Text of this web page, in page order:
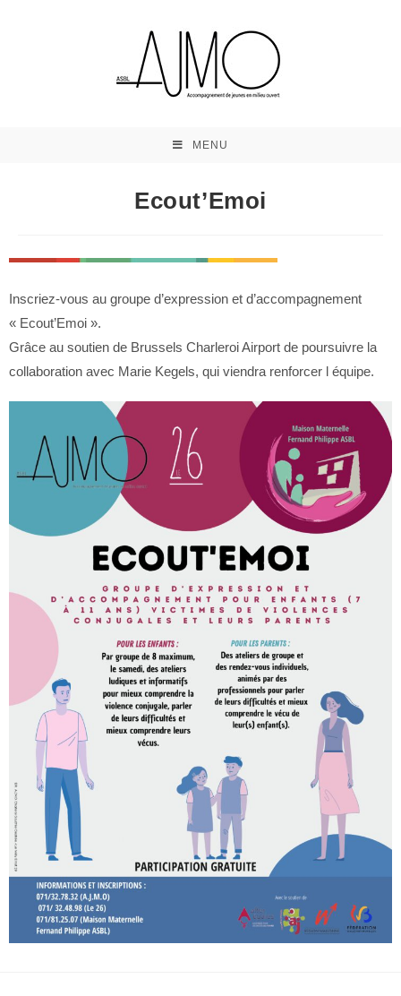
MENU
Ecout’Emoi
Inscriez-vous au groupe d’expression et d’accompagnement
« Ecout’Emoi ».
Grâce au soutien de Brussels Charleroi Airport de poursuivre la
collaboration avec Marie Kegels, qui viendra renforcer l équipe.